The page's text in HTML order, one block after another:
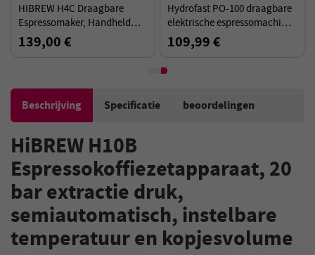
HIBREW H4C Draagbare
Espressomaker, Handheld
Handmatig
Koffiezetapparaat voor
Explorer
139,00 €
Hydrofast PO-100 draagbare
elektrische espressomachine,
20 bar druk, 3-4 uur volledig
opgeladen, voedselveilig
109,99 €
Beschrijving Specificatie beoordelingen
HiBREW H10B
Espressokoffiezetapparaat, 20
bar extractie druk,
semiautomatisch, instelbare
temperatuur en kopjesvolume